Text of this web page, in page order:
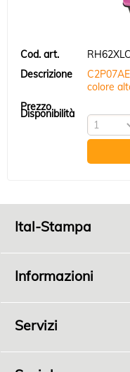
RH62XLC
colore
Ital-Stampa
P.I.04198100408
Informazioni
Servizi